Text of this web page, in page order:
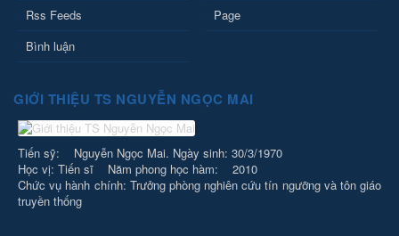
Rss Feeds
Page
Bình luận
GIỚI THIỆU TS NGUYỄN NGỌC MAI
Tiến sỹ: Nguyễn Ngọc Mai. Ngày sinh: 30/3/1970
Học vị: Tiến sĩ Năm phong học hàm: 2010
Chức vụ hành chính: Trưởng phòng nghiên cứu tín ngưỡng và tôn giáo
truyền thống